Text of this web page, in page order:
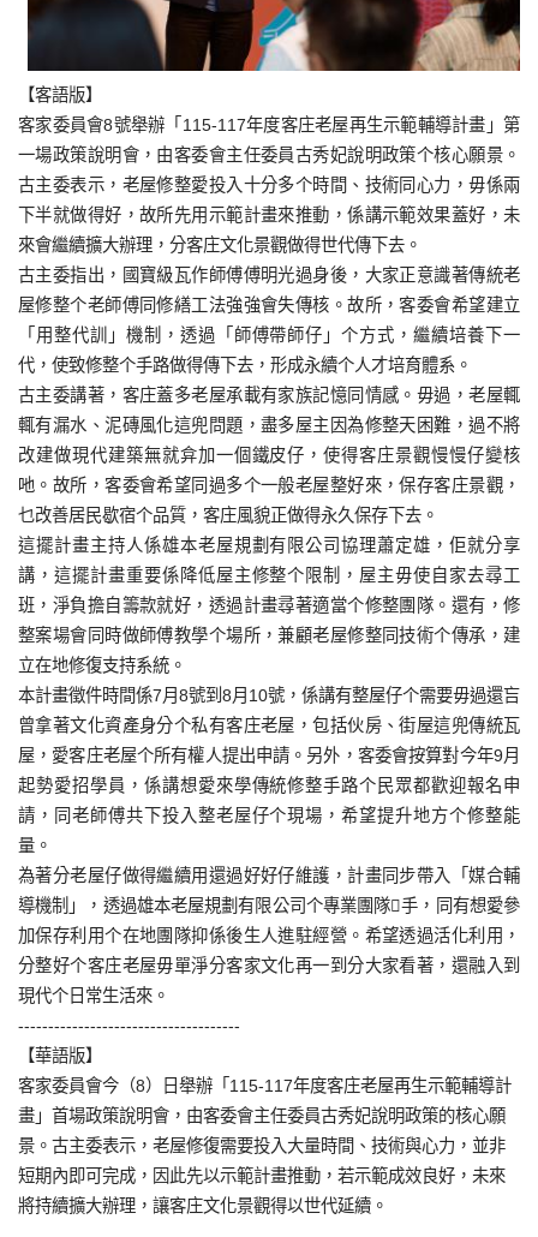
【客語版】
客家委員會8號舉辦「115-117年度客庄老屋再生示範輔導計畫」第
一場政策說明會，由客委會主任委員古秀妃說明政策个核心願景。
古主委表示，老屋修整愛投入十分多个時間、技術同心力，毋係兩
下半就做得好，故所先用示範計畫來推動，係講示範效果蓋好，未
來會繼續擴大辦理，分客庄文化景觀做得世代傳下去。
古主委指出，國寶級瓦作師傅傅明光過身後，大家正意識著傳統老
屋修整个老師傅同修繕工法強強會失傳核。故所，客委會希望建立
「用整代訓」機制，透過「師傅帶師仔」个方式，繼續培養下一
代，使致修整个手路做得傳下去，形成永續个人才培育體系。
古主委講著，客庄蓋多老屋承載有家族記憶同情感。毋過，老屋輒
輒有漏水、泥磚風化這兜問題，盡多屋主因為修整天困難，過不將
改建做現代建築無就弇加一個鐵皮仔，使得客庄景觀慢慢仔變核
吔。故所，客委會希望同過多个一般老屋整好來，保存客庄景觀，
乜改善居民歇宿个品質，客庄風貌正做得永久保存下去。
這擺計畫主持人係雄本老屋規劃有限公司協理蕭定雄，佢就分享
講，這擺計畫重要係降低屋主修整个限制，屋主毋使自家去尋工
班，淨負擔自籌款就好，透過計畫尋著適當个修整團隊。還有，修
整案場會同時做師傅教學个場所，兼顧老屋修整同技術个傳承，建
立在地修復支持系統。
本計畫徵件時間係7月8號到8月10號，係講有整屋仔个需要毋過還吂
曾拿著文化資產身分个私有客庄老屋，包括伙房、街屋這兜傳統瓦
屋，愛客庄老屋个所有權人提出申請。另外，客委會按算對今年9月
起勢愛招學員，係講想愛來學傳統修整手路个民眾都歡迎報名申
請，同老師傅共下投入整老屋仔个現場，希望提升地方个修整能
量。
為著分老屋仔做得繼續用還過好好仔維護，計畫同步帶入「媒合輔
導機制」，透過雄本老屋規劃有限公司个專業團隊𢯭手，同有想愛參
加保存利用个在地團隊抑係後生人進駐經營。希望透過活化利用，
分整好个客庄老屋毋單淨分客家文化再一到分大家看著，還融入到
現代个日常生活來。
-------------------------------------
【華語版】
客家委員會今（8）日舉辦「115-117年度客庄老屋再生示範輔導計
畫」首場政策說明會，由客委會主任委員古秀妃說明政策的核心願
景。古主委表示，老屋修復需要投入大量時間、技術與心力，並非
短期內即可完成，因此先以示範計畫推動，若示範成效良好，未來
將持續擴大辦理，讓客庄文化景觀得以世代延續。